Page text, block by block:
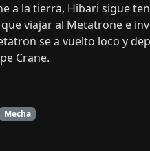
a la tierra, Hibari sigue
viajar al Metatrone e
se a vuelto loco y
Crane.
Mecha